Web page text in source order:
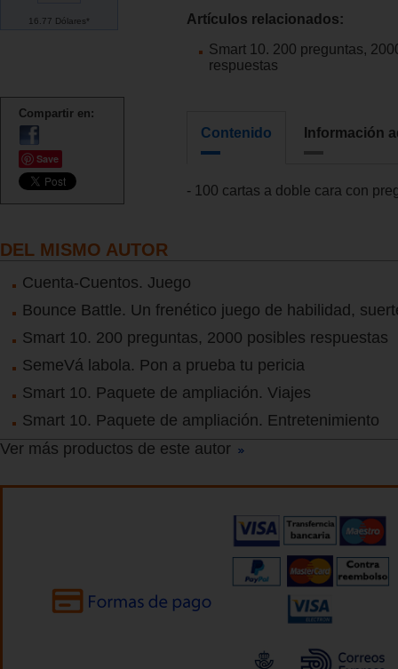
16.77 Dólares*
Compartir en:
Save
Artículos relacionados:
Smart 10. 200 preguntas,
respuestas
Contenido Información
- 100 cartas a doble cara con
DEL MISMO AUTOR
Cuenta-Cuentos. Juego
Bounce Battle. Un frenético juego de habilidad,
Smart 10. 200 preguntas, 2000 posibles respuestas
SemeVá labola. Pon a prueba tu pericia
Smart 10. Paquete de ampliación. Viajes
Smart 10. Paquete de ampliación. Entretenimiento
Ver más productos de este autor